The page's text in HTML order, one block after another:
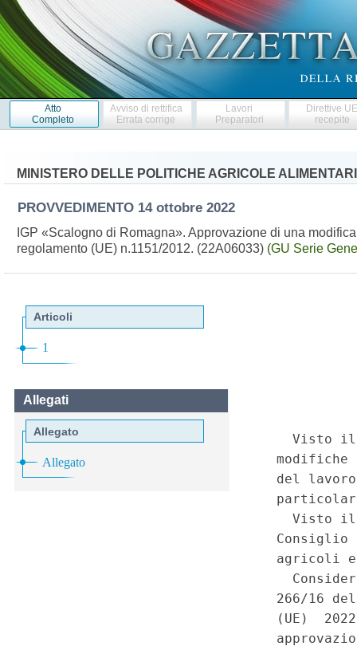
Atto
Completo
Avviso di rettifica
Errata corrige
Lavori
Preparatori
Direttive
recepite
MINISTERO DELLE POLITICHE AGRICOLE
PROVVEDIMENTO 14 ottobre 2022
IGP «Scalogno di Romagna». Approvazione di una
regolamento (UE) n.1151/2012. (22A06033) (GU Serie